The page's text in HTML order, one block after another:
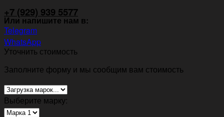
+7 (929) 939 5577
Или напишите нам в:
Telegram
WhatsApp
Уточнить стоимость
Заполните форму и мы сообщим вам стоимость
Выберите марку: